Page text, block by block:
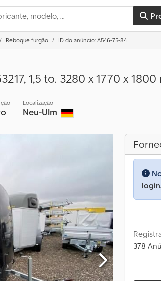
Reboque furgão ID do anúncio: A546-75-84
1,5 to. 3280 x 1770 x 1800
Localização
Neu-Ulm
378